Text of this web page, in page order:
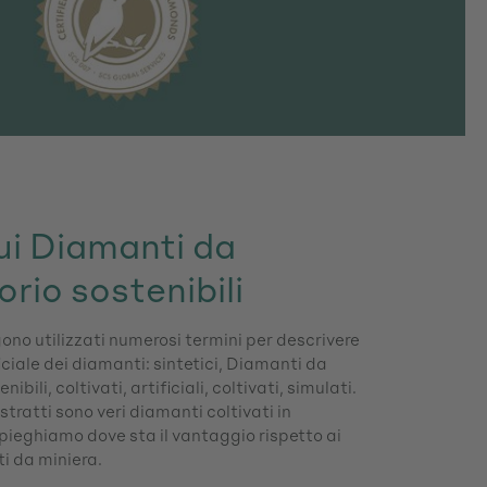
Diamanti da
sostenibili
utilizzati numerosi termini per descrivere
dei diamanti: sintetici, Diamanti da
coltivati, artificiali, coltivati, simulati.
sono veri diamanti coltivati in
dove sta il vantaggio rispetto ai
da miniera.